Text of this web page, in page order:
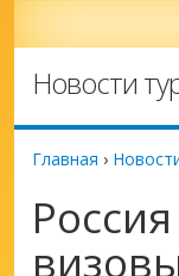
Новости
Главная ›